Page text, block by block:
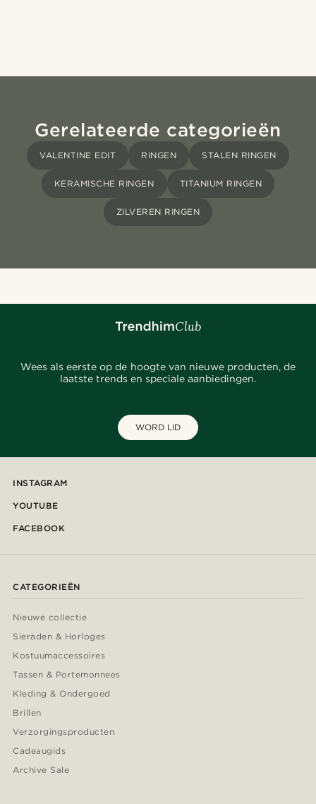
Gerelateerde categorieën
VALENTINE EDIT RINGEN STALEN RINGEN
KERAMISCHE RINGEN TITANIUM RINGEN
ZILVEREN RINGEN
Wees als eerste op de hoogte van nieuwe producten, de
laatste trends en speciale aanbiedingen.
WORD LID
INSTAGRAM
YOUTUBE
FACEBOOK
CATEGORIEËN
Nieuwe collectie
Sieraden & Horloges
Kostuumaccessoires
Tassen & Portemonnees
Kleding & Ondergoed
Brillen
Verzorgingsproducten
Cadeaugids
Archive Sale